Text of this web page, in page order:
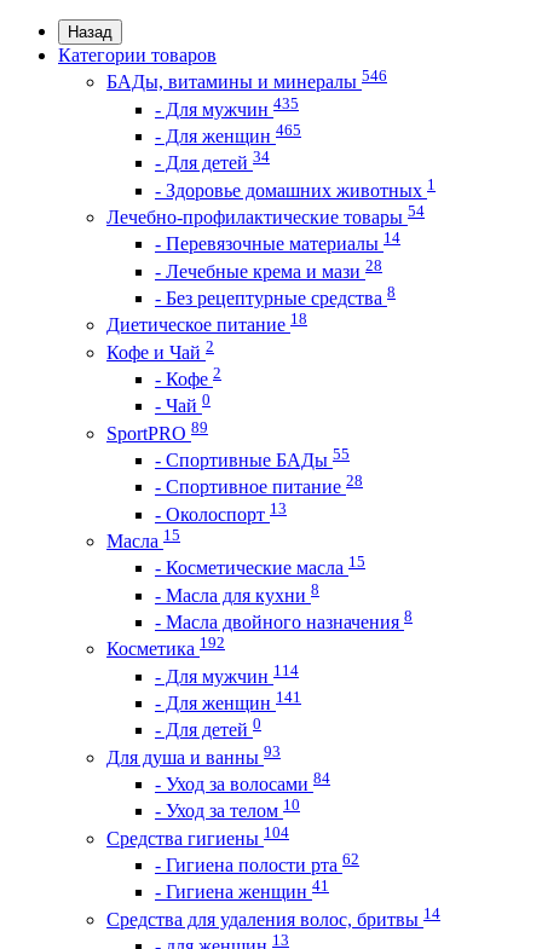
Назад
Категории товаров
БАДы, витамины и минералы 546
- Для мужчин 435
- Для женщин 465
- Для детей 34
- Здоровье домашних животных 1
Лечебно-профилактические товары 54
- Перевязочные материалы 14
- Лечебные крема и мази 28
- Без рецептурные средства 8
Диетическое питание 18
Кофе и Чай 2
- Кофе 2
- Чай 0
SportPRO 89
- Спортивные БАДы 55
- Спортивное питание 28
- Околоспорт 13
Масла 15
- Косметические масла 15
- Масла для кухни 8
- Масла двойного назначения 8
Косметика 192
- Для мужчин 114
- Для женщин 141
- Для детей 0
Для душа и ванны 93
- Уход за волосами 84
- Уход за телом 10
Средства гигиены 104
- Гигиена полости рта 62
- Гигиена женщин 41
Средства для удаления волос, бритвы 14
13